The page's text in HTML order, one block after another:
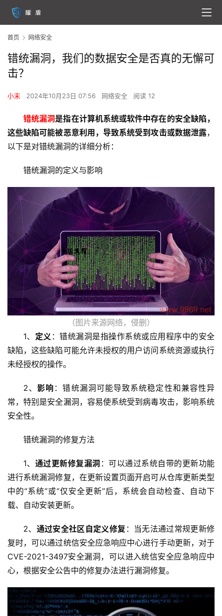
首
页
首页 网络安全
错统漏洞，我们的数据安全是否真的无懈可
击？
小末 2024年10月23日 07:56 网络安全 阅读 12
错统漏洞是指在计算机系统或软件中存在的安全缺陷，
这些缺陷可能被恶意利用，导致系统受到攻击或数据泄露，
以下是对错统漏洞的详细分析：
错统漏洞的定义与影响
（图片来源网络，侵删）
1、 定义 ：错统漏洞是指操作系统或应用程序中的安全
缺陷，这些缺陷可能允许未授权的用户访问系统资源或执行
未经授权的操作。
2、影响 ：错统漏洞可能导致系统稳定性和兼容性异
常，特别是安全漏洞，容易使系统受到病毒攻击，影响系统
安全性。
错统漏洞的修复方法
1、 通过更新修复漏洞 ：可以通过系统自带的更新功能
进行系统漏洞修复，在更新设置页面开启可从仓库更新类型
中的“系统”或“仅安全更新”后，系统会自动检查、自动下
载、自动安装更新。
2、 通过安全社区自定义修复 ：当无法通过常规更新修
复时，可以通过统信安全应急响应中心进行手动更新，对于
CVE-2021-3497安全漏洞，可以进入统信安全应急响应中
心，根据安全公告中的修复办法进行漏洞修复。